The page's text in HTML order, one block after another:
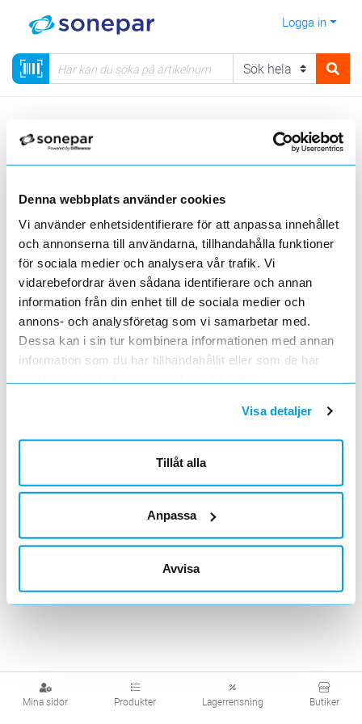
Denna webbplats använder cookies
Vi använder enhetsidentifierare för att anpassa innehållet
och annonserna till användarna, tillhandahålla funktioner
för sociala medier och analysera vår trafik. Vi
vidarebefordrar även sådana identifierare och annan
information från din enhet till de sociala medier och
annons- och analysföretag som vi samarbetar med.
Dessa kan i sin tur kombinera informationen med annan
information som du har tillhandahållit eller som de har
samlat in när du har använt deras tjänster.
Visa detaljer
Tillåt alla
Anpassa
Avvisa
Logga in
Mina sidor Produkter Lagerrensning Butiker
Visa produkter från alla underliggande kategorier
För ovan
marknivå
För under
marknivå
Visa produkter från alla underliggande kategorier